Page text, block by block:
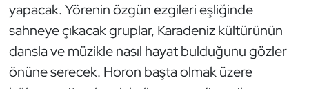
yapacak. Yörenin özgün ezgileri eşliğinde
sahneye çıkacak gruplar, Karadeniz kültürünün
dansla ve müzikle nasıl hayat bulduğunu gözler
önüne serecek. Horon başta olmak üzere
Kano ve Rafting
Karate
Kayak